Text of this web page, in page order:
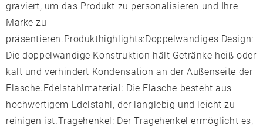
graviert, um das Produkt zu personalisieren und Ihre
Marke zu
präsentieren.Produkthighlights:Doppelwandiges Design:
Die doppelwandige Konstruktion hält Getränke heiß oder
kalt und verhindert Kondensation an der Außenseite der
Flasche.Edelstahlmaterial: Die Flasche besteht aus
hochwertigem Edelstahl, der langlebig und leicht zu
reinigen ist.Tragehenkel: Der Tragehenkel ermöglicht es,